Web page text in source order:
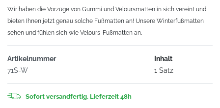
Wir haben die Vorzüge von Gummi und Veloursmatten in sich vereint und
bieten Ihnen jetzt genau solche Fußmatten an! Unsere Winterfußmatten
sehen und fühlen sich wie Velours-Fußmatten an,
Artikelnummer
71S-W
Inhalt
1 Satz
Sofort versandfertig, Lieferzeit 48h